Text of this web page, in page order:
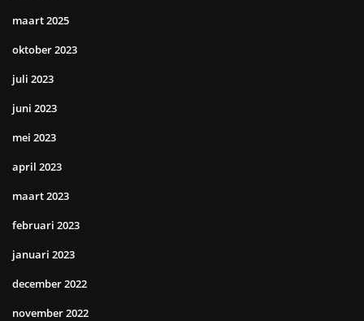
maart 2025
oktober 2023
juli 2023
juni 2023
mei 2023
april 2023
maart 2023
februari 2023
januari 2023
december 2022
november 2022